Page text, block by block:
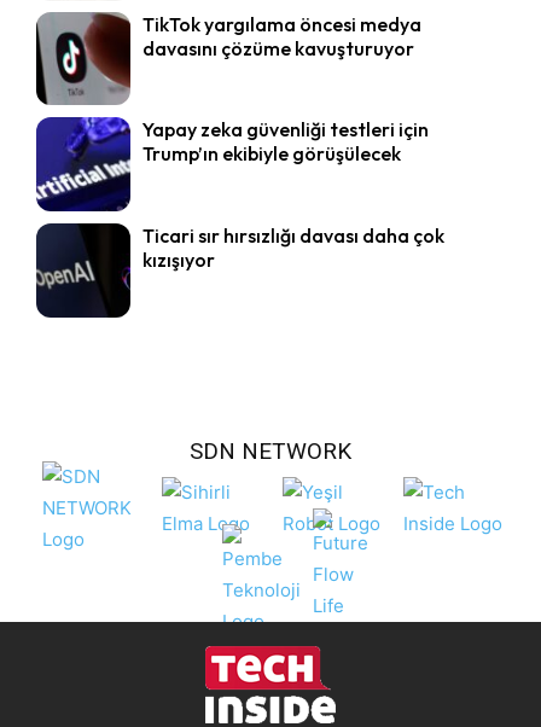
TikTok yargılama öncesi medya
davasını çözüme kavuşturuyor
Yapay zeka güvenliği testleri için
Trump’ın ekibiyle görüşülecek
Ticari sır hırsızlığı davası daha çok
kızışıyor
SDN NETWORK